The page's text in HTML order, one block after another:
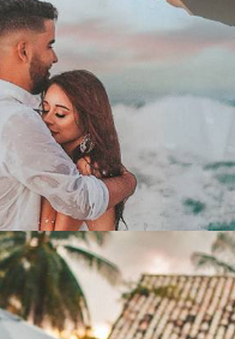
2853 111